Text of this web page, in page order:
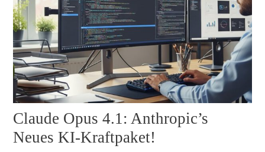
Claude Opus 4.1: Anthropic’s
Neues KI-Kraftpaket!